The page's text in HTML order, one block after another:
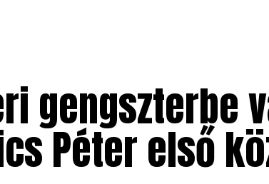
gengszterbe
Péter első